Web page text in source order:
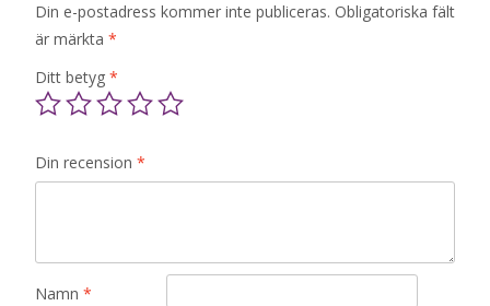
Din e-postadress kommer inte publiceras. Obligatoriska fält
är märkta *
Ditt betyg *
Din recension *
Namn *